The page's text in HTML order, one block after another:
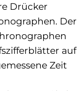
Drücker
Der
auf
Zeit